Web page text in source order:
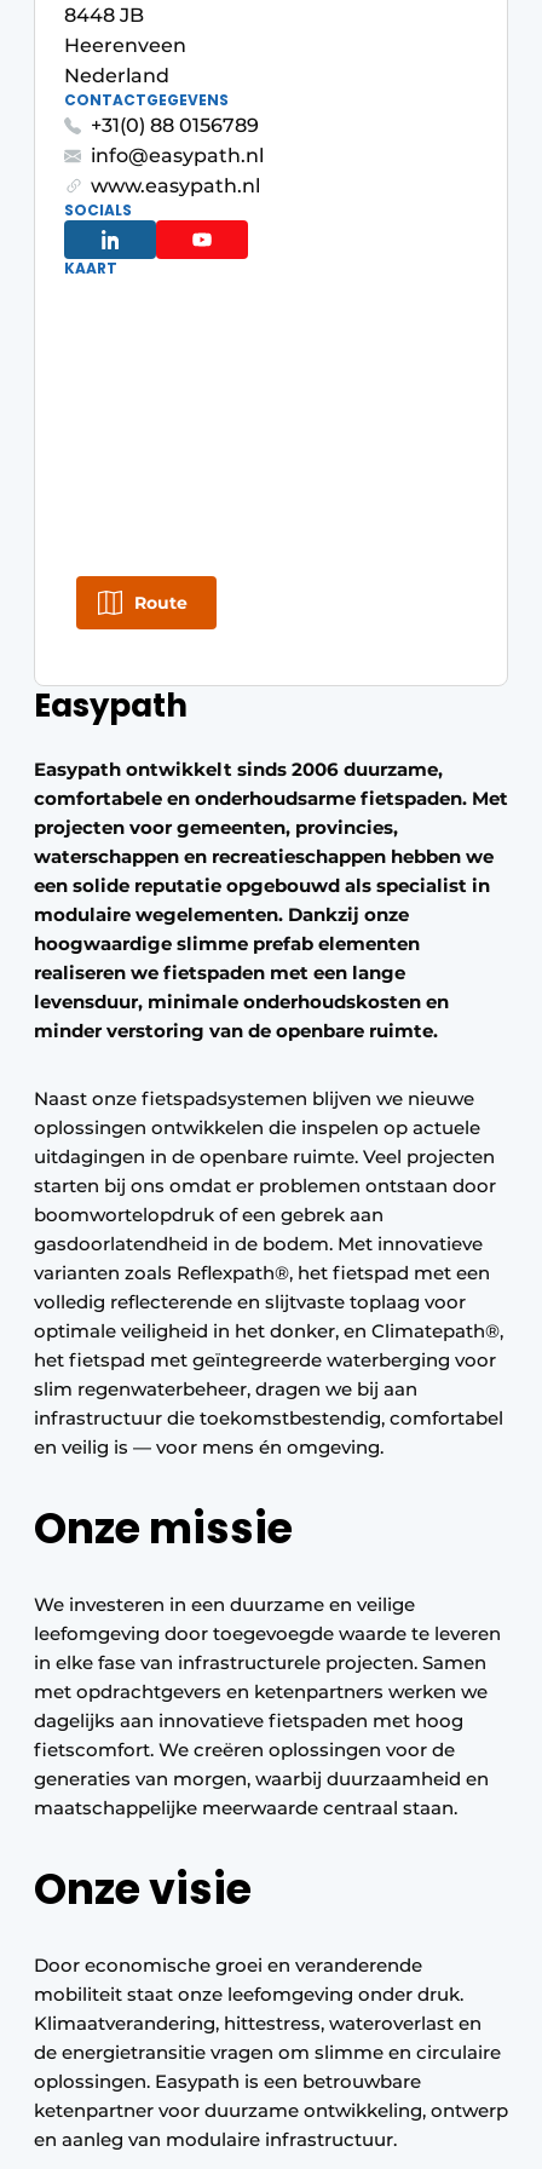
Privacy / Cookie statement
Vacature aanmelden
Video’s
Easypath
Easypath ontwikkelt sinds 2006 duurzame,
comfortabele en onderhoudsarme fietspaden. Met
projecten voor gemeenten, provincies,
waterschappen en recreatieschappen hebben we
een solide reputatie opgebouwd als specialist in
modulaire wegelementen. Dankzij onze
hoogwaardige slimme prefab elementen
realiseren we fietspaden met een lange
levensduur, minimale onderhoudskosten en
minder verstoring van de openbare ruimte.
Naast onze fietspadsystemen blijven we nieuwe
oplossingen ontwikkelen die inspelen op actuele
uitdagingen in de openbare ruimte. Veel projecten
starten bij ons omdat er problemen ontstaan door
boomwortelopdruk of een gebrek aan
gasdoorlatendheid in de bodem. Met innovatieve
varianten zoals Reflexpath®, het fietspad met een
volledig reflecterende en slijtvaste toplaag voor
optimale veiligheid in het donker, en Climatepath®,
het fietspad met geïntegreerde waterberging voor
slim regenwaterbeheer, dragen we bij aan
infrastructuur die toekomstbestendig, comfortabel
en veilig is — voor mens én omgeving.
Onze missie
We investeren in een duurzame en veilige
leefomgeving door toegevoegde waarde te leveren
in elke fase van infrastructurele projecten. Samen
met opdrachtgevers en ketenpartners werken we
dagelijks aan innovatieve fietspaden met hoog
fietscomfort. We creëren oplossingen voor de
generaties van morgen, waarbij duurzaamheid en
maatschappelijke meerwaarde centraal staan.
Onze visie
Door economische groei en veranderende
mobiliteit staat onze leefomgeving onder druk.
Klimaatverandering, hittestress, wateroverlast en
de energietransitie vragen om slimme en circulaire
oplossingen. Easypath is een betrouwbare
ketenpartner voor duurzame ontwikkeling, ontwerp
en aanleg van modulaire infrastructuur.
8448 JB
Heerenveen
Nederland
CONTACTGEGEVENS
+31(0) 88 0156789
info@easypath.nl
www.easypath.nl
SOCIALS
KAART
Route